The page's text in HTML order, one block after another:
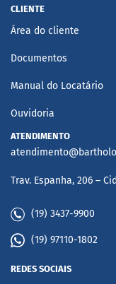
CLIENTE
Área do cliente
Documentos
Manual do Locatário
Ouvidoria
ATENDIMENTO
Trav. Espanha, 206 –
(19) 3437-9900
(19) 97110-1802
REDES SOCIAIS